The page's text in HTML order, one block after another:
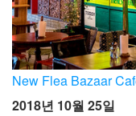
New Flea Bazaar
2018년 10월 25일